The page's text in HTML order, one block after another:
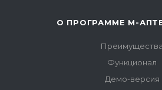
О ПРОГРАММЕ М-
Преимущества
Функционал
Демо-версия